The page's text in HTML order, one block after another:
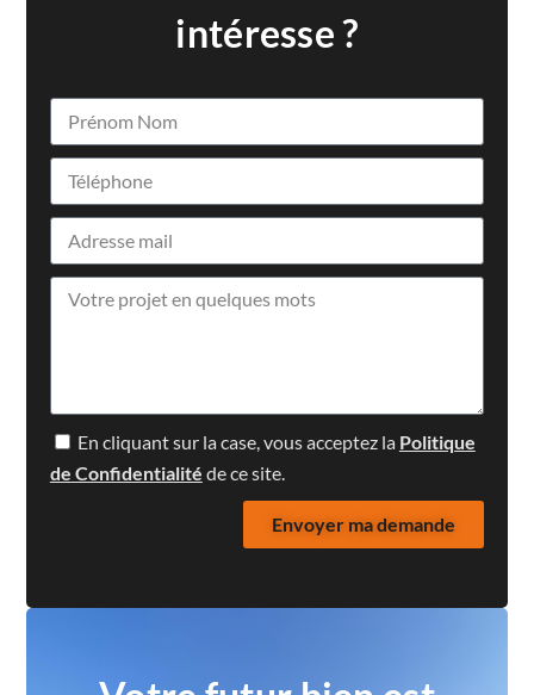
intéresse ?
En cliquant sur la case, vous acceptez la Politique
de Confidentialité de ce site.
Envoyer ma demande